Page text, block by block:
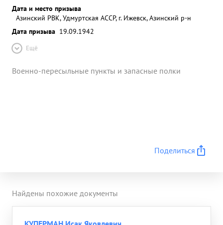
Дата и место призыва
Азинский РВК, Удмуртская АССР, г. Ижевск, Азинский р-н
Дата призыва 19.09.1942
Ещё
Военно-пересыльные пункты и запасные полки
Поделиться
Найдены похожие документы